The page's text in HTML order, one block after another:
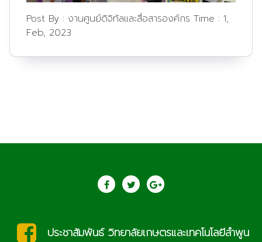
Post By : งานศูนย์ดิจิทัลและสื่อสารองค์กร Time : 1,
Feb, 2023
ประชาสัมพันธ์ วิทยาลัยเกษตรและเทคโนโลยีลำพูน